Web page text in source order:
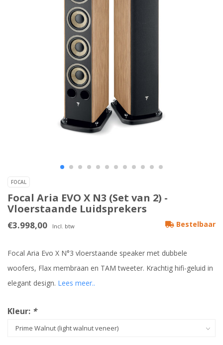
FOCAL
Focal Aria EVO X N3 (Set van 2) -
Vloerstaande Luidsprekers
€3.998,00 Incl. btw Bestelbaar
Focal Aria Evo X N°3 vloerstaande speaker met dubbele
woofers, Flax membraan en TAM tweeter. Krachtig hifi-geluid in
elegant design. Lees meer..
Kleur: *